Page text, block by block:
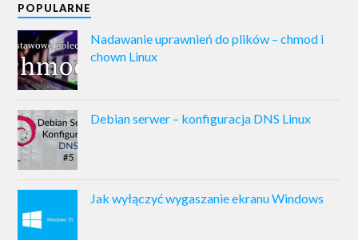
POPULARNE
Nadawanie uprawnień do plików – chmod i
chown Linux
Debian serwer – konfiguracja DNS Linux
Jak wyłączyć wygaszanie ekranu Windows